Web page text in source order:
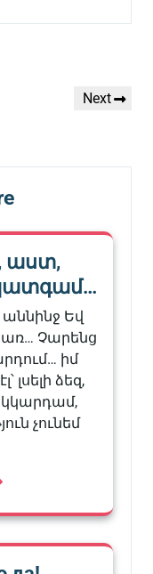
Next
Next
աստ,
Եվ
Չարենց
իմ
լսելի ձեզ,
կկարդամ,
չունեմ